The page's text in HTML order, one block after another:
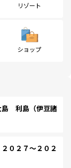
リゾート
ショップ
利島（伊豆諸
０２７～２０２